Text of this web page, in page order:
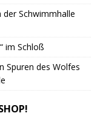
der Schwimmhalle
im Schloß
Spuren des Wolfes